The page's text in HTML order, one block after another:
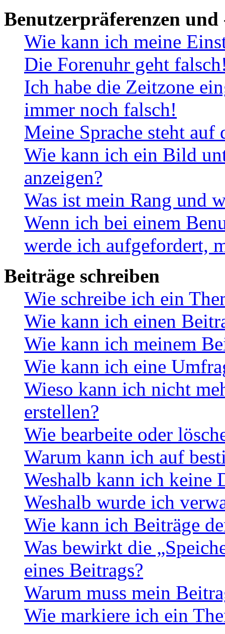
Benutzerpräferenzen und
Wie kann ich meine
Die Forenuhr geht
Ich habe die Zeitzone
immer noch falsch!
Meine Sprache steht
Wie kann ich ein Bild
anzeigen?
Was ist mein Rang und
Wenn ich bei einem
werde ich aufgefordert,
Beiträge schreiben
Wie schreibe ich ein
Wie kann ich einen
Wie kann ich meinem
Wie kann ich eine
Wieso kann ich nicht
erstellen?
Wie bearbeite oder
Warum kann ich auf
Weshalb kann ich keine
Weshalb wurde ich
Wie kann ich Beiträge
Was bewirkt die
eines Beitrags?
Warum muss mein
Wie markiere ich ein